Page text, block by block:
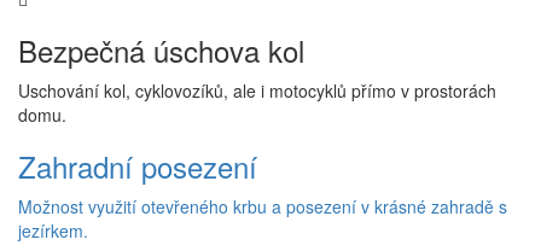
Bezpečná úschova kol
Uschování kol, cyklovozíků, ale i motocyklů přímo v prostorách
domu.
Zahradní posezení
Možnost využití otevřeného krbu a posezení v krásné zahradě s
jezírkem.